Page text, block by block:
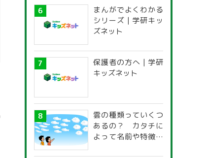
まんがでよくわかる
シリーズ | 学研キッ
ズネット
保護者の方へ | 学研
キッズネット
雲の種類っていくつ
あるの？ カタチに
よって名前や特徴が